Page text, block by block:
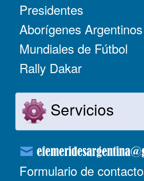
Presidentes
Aborígenes Argentinos
Mundiales de Fútbol
Rally Dakar
Servicios
Formulario de contacto